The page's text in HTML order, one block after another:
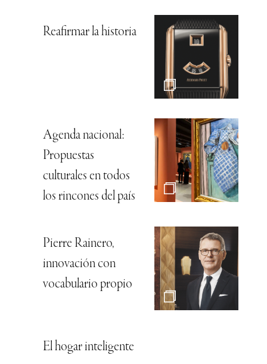
Reafirmar la historia
Agenda nacional:
Propuestas
culturales en todos
los rincones del país
Pierre Rainero,
innovación con
vocabulario propio
El hogar inteligente